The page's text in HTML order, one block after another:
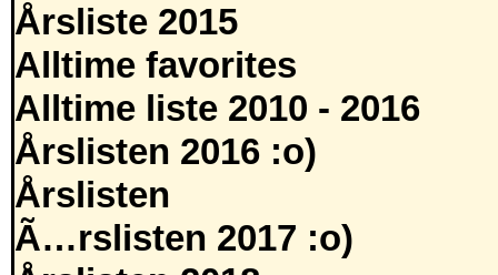
Årsliste 2015
Alltime favorites
Alltime liste 2010 - 2016
Årslisten 2016 :o)
Årslisten
Ã…rslisten 2017 :o)